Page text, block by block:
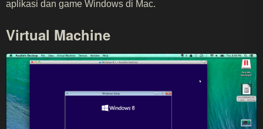
aplikasi dan game Windows di Mac.
Virtual Machine